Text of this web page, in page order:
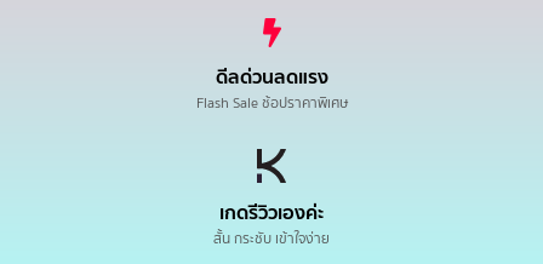
ดีลด่วนลดแรง
Flash Sale ช้อปราคาพิเศษ
เกดรีวิวเองค่ะ
สั้น กระชับ เข้าใจง่าย